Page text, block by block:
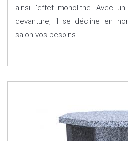
ainsi l’effet monolithe. Avec
devanture, il se décline en
salon vos besoins.